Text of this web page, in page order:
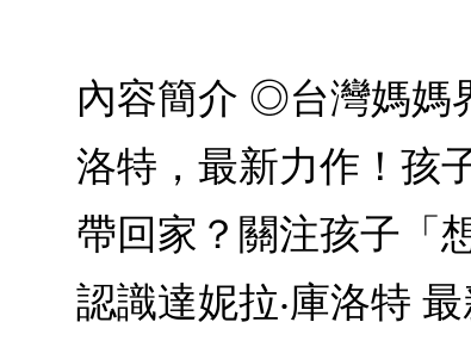
內容簡介 ◎台灣媽媽
洛特，最新力作！孩
帶回家？關注孩子「
認識達妮拉‧庫洛特